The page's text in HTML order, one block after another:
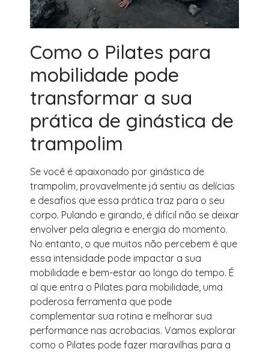
Como o Pilates para
mobilidade pode
transformar a sua
prática de ginástica de
trampolim
Se você é apaixonado por ginástica de
trampolim, provavelmente já sentiu as delícias
e desafios que essa prática traz para o seu
corpo. Pulando e girando, é difícil não se deixar
envolver pela alegria e energia do momento.
No entanto, o que muitos não percebem é que
essa intensidade pode impactar a sua
mobilidade e bem-estar ao longo do tempo. É
aí que entra o Pilates para mobilidade, uma
poderosa ferramenta que pode
complementar sua rotina e melhorar sua
performance nas acrobacias. Vamos explorar
como o Pilates pode fazer maravilhas para a